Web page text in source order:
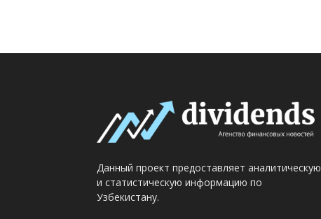
Данный проект предоставляет аналитическую
и статистическую информацию по
Узбекистану.